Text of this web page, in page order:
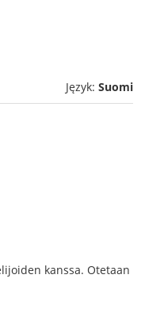
Język: Suomi
kanssa. Otetaan